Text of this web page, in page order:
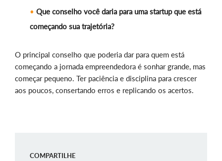
Que conselho você daria para uma startup que está
começando sua trajetória?
O principal conselho que poderia dar para quem está
começando a jornada empreendedora é sonhar grande, mas
começar pequeno. Ter paciência e disciplina para crescer
aos poucos, consertando erros e replicando os acertos.
COMPARTILHE